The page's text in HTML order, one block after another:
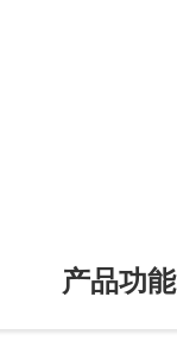
产品功能